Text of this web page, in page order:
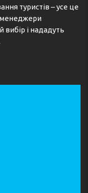
туристів – усе це
менеджери
і нададуть